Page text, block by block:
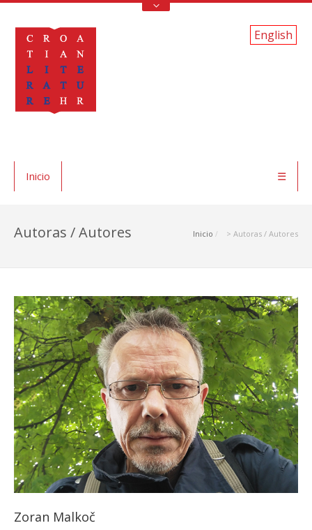
English
Inicio ☰
Inicio > Autoras / Autores
Autoras / Autores
Zoran Malkoč